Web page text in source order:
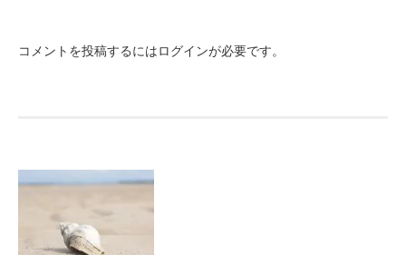
ビ
ョ
コメントを投稿するにはログインが必要です。